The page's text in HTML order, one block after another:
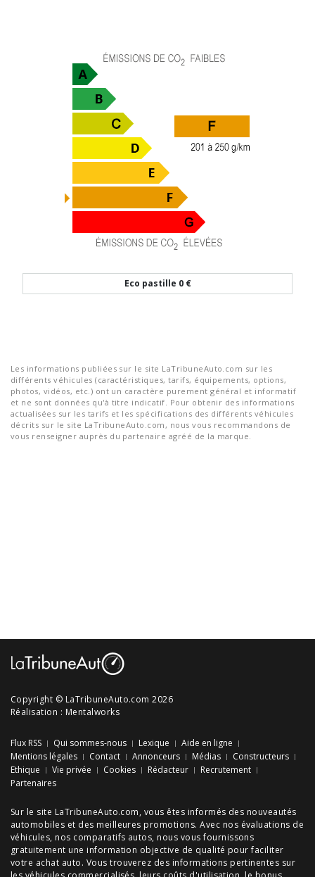
Eco pastille 0 €
Les informations publiées sur le site LaTribuneAuto.com sur les
différents véhicules (caractéristiques, tarifs, équipements, options,
photos, vidéos, etc.) ont un caractère purement général et informatif
et ne sont données qu'à titre indicatif. Pour obtenir des informations
actualisées sur les tarifs et les spécifications des différents véhicules
décrits sur le site LaTribuneAuto.com, nous vous recommandons de
vous renseigner auprès du partenaire agréé de la marque.
Copyright © LaTribuneAuto.com 2026
Réalisation : Mentalworks
Flux RSS Qui sommes-nous Lexique
Aide en ligne
Mentions légales
Contact Annonceurs Médias
Constructeurs
Ethique
Vie privée Cookies Rédacteur
Recrutement
Partenaires
Sur le site LaTribuneAuto.com, vous êtes informés des nouveautés
automobiles et des meilleures promotions. Avec nos évaluations de
véhicules, nos comparatifs autos, nous vous fournissons
gratuitement une information objective de qualité pour faciliter
votre achat auto. Vous trouverez des informations pertinentes sur